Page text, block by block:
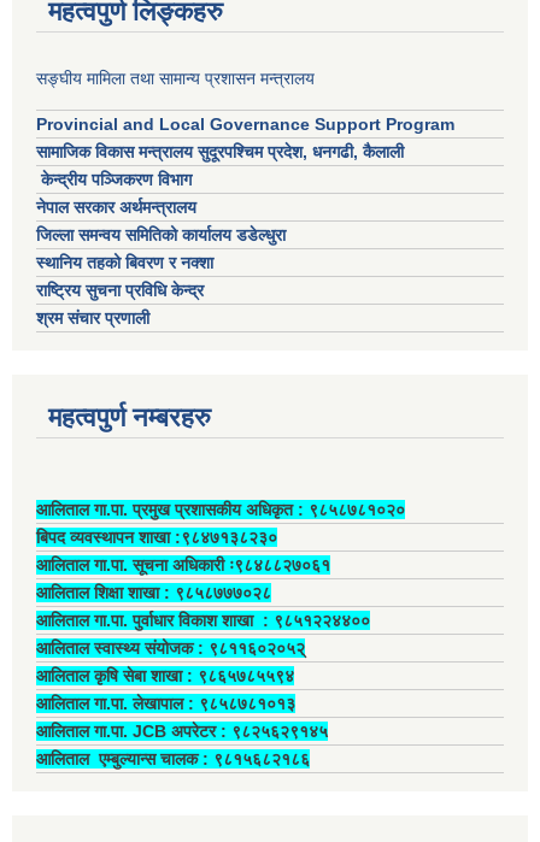
महत्वपुर्ण लिङ्कहरु
सङ्घीय मामिला तथा सामान्य प्रशासन मन्त्रालय
Provincial and Local Governance Support Program
सामाजिक विकास मन्त्रालय सुदूरपश्चिम प्रदेश, धनगढी, कैलाली
केन्द्रीय पञ्जिकरण विभाग
नेपाल सरकार अर्थमन्त्रालय
जिल्ला समन्वय समितिको कार्यालय डडेल्धुरा
स्थानिय तहको बिवरण र नक्शा
राष्ट्रिय सुचना प्रविधि केन्द्र
श्रम संचार प्रणाली
महत्वपुर्ण नम्बरहरु
आलिताल गा.पा. प्रमुख प्रशासकीय अधिकृत ‍: ९८५८७८१०२०
बिपद व्यवस्थापन शाखा :९८४७१३८२३०
आलिताल गा.पा. सूचना अधिकारी ः९८४८८२७०६१
आलिताल शिक्षा शाखा : ९८५८७७७०२८
आलिताल गा.पा. पुर्वाधार विकाश शाखा ‍: ९८५१२२४४००
आलिताल स्वास्थ्य संयोजक ‍: ९८११६०२०५२्
आलिताल कृषि सेबा शाखा : ९८६५७८५५९४
आलिताल गा.पा. लेखापाल ‍: ९८५८७८१०१३
आलिताल गा.पा. JCB अपरेटर ‍: ९८२५६२९१४५
आलिताल एम्बुल्यान्स चालक ‍: ९८१५६८२१८६